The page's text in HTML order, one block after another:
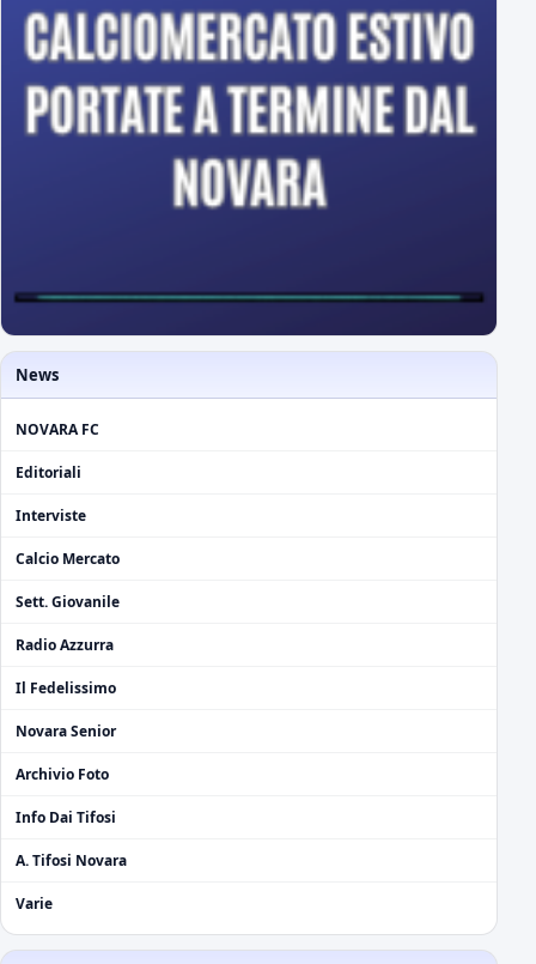
News
NOVARA FC
Editoriali
Interviste
Calcio Mercato
Sett. Giovanile
Radio Azzurra
Il Fedelissimo
Novara Senior
Archivio Foto
Info Dai Tifosi
A. Tifosi Novara
Varie